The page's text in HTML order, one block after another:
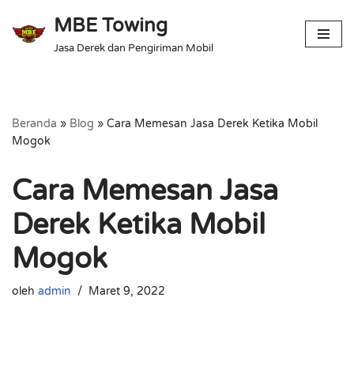
Lompat
MBE Towing
Jasa Derek dan Pengiriman Mobil
Beranda » Blog » Cara Memesan Jasa Derek Ketika Mobil
Mogok
Cara Memesan Jasa
Derek Ketika Mobil
Mogok
oleh admin Maret 9, 2022